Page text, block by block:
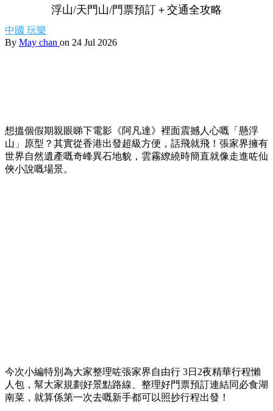
浮山/天門山/門票預訂＋交通全攻略
中國 玩樂
By May chan on 24 Jul 2026
想搵個假期親眼睇下電影《阿凡達》裡面震撼人心嘅「懸浮
山」原型？其實從香港出發超級方便，話飛就飛！張家界擁有
世界自然遺產嘅奇峰異石地貌，雲霧繚繞時簡直就像走進咗仙
俠小說嘅場景。
今次小編特別為大家整理咗張家界自由行 3日2夜精華行程懶
人包，幫大家規劃好景點路線、整理好門票預訂連結同必食湖
南菜，就算係第一次去嘅新手都可以照抄行程出發！